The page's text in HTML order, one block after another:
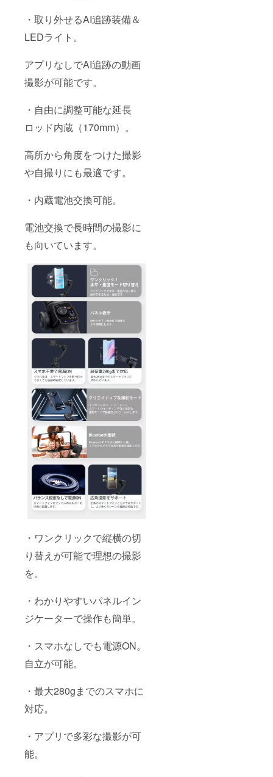
・取り外せるAI追跡装備＆
LEDライト。
アプリなしでAI追跡の動画
撮影が可能です。
・自由に調整可能な延長
ロッド内蔵（170mm）。
高所から角度をつけた撮影
や自撮りにも最適です。
・内蔵電池交換可能。
電池交換で長時間の撮影に
も向いています。
・ワンクリックで縦横の切
り替えが可能で理想の撮影
を。
・わかりやすいパネルイン
ジケーターで操作も簡単。
・スマホなしでも電源ON。
自立が可能。
・最大280gまでのスマホに
対応。
・アプリで多彩な撮影が可
能。